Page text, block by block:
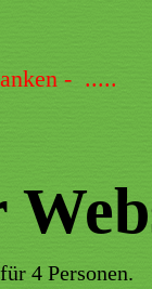
- .....
4 Personen.